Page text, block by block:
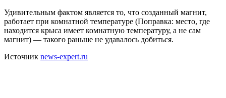
Удивительным фактом является то, что созданный магнит,
работает при комнатной температуре (Поправка: место, где
находится крыса имеет комнатную температуру, а не сам
магнит) — такого раньше не удавалось добиться.
Источник news-expert.ru